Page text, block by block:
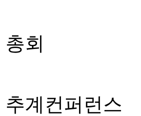
총회
추계컨퍼런스